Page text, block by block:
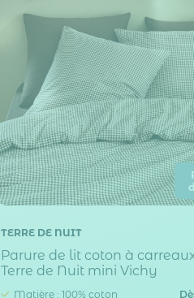
TERRE DE NUIT
Parure de lit coton à
Terre de Nuit mini Vichy
Matière : 100% coton